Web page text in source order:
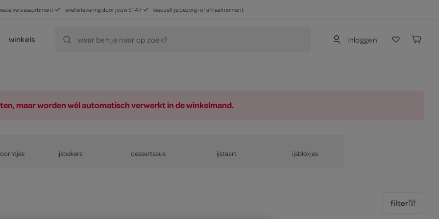
vers assortiment snelle levering door jouw SPAR kies zelf je bezorg- of afhaalmoment
winkels waar ben je naar op zoek? inloggen
maar worden wél automatisch verwerkt in de winkelmand.
ijsbekers dessertsaus ijstaart ijsblokjes
filter